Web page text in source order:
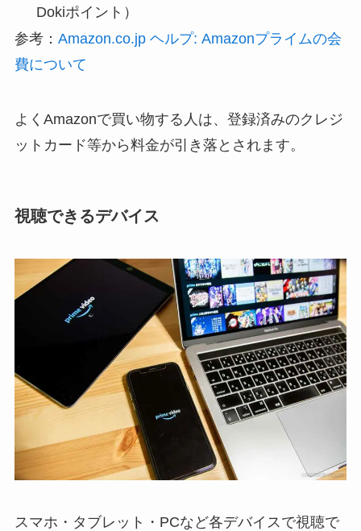
Dokiポイント）
参考： Amazon.co.jp ヘルプ: Amazonプライムの会
費について
よくAmazonで買い物する人は、登録済みのクレジ
ットカード等から料金が引き落とされます。
視聴できるデバイス
スマホ・タブレット・PCなど各デバイスで視聴で